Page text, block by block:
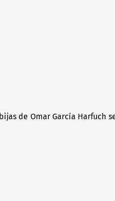
de Omar García Harfuch